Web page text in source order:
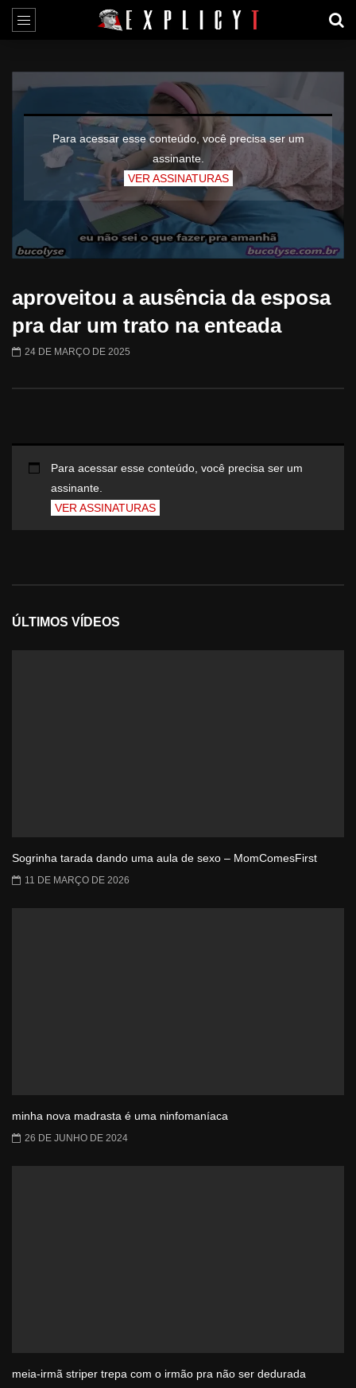
Para acessar esse conteúdo, você precisa ser um
assinante.
VER ASSINATURAS
aproveitou a ausência da esposa
pra dar um trato na enteada
24 DE MARÇO DE 2025
Para acessar esse conteúdo, você precisa ser um
assinante.
VER ASSINATURAS
ÚLTIMOS VÍDEOS
Sogrinha tarada dando uma aula de sexo – MomComesFirst
11 DE MARÇO DE 2026
minha nova madrasta é uma ninfomaníaca
26 DE JUNHO DE 2024
meia-irmã striper trepa com o irmão pra não ser dedurada